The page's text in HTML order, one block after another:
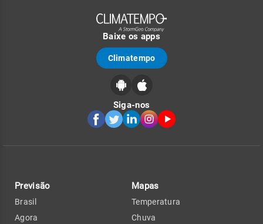
Baixe os apps
Climatempo
Siga-nos
Previsão
Brasil
Agora
Mapas
Temperatura
Chuva